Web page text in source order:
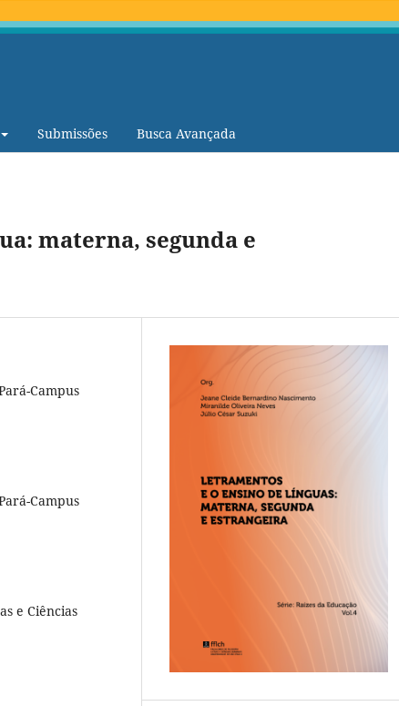
Submissões Busca Avançada
materna, segunda e
Campus
Campus
e Ciências